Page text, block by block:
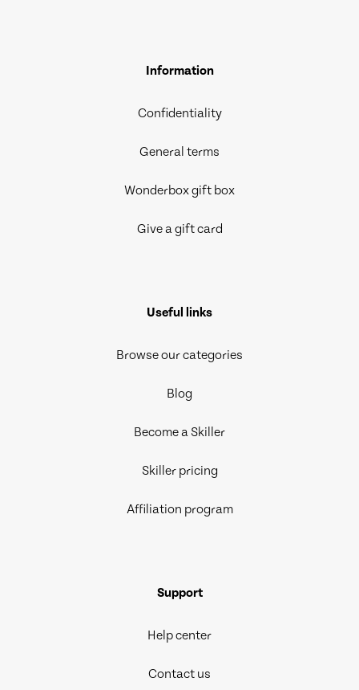
Information
Confidentiality
General terms
Wonderbox gift box
Give a gift card
Useful links
Browse our categories
Blog
Become a Skiller
Skiller pricing
Affiliation program
Support
Help center
Contact us